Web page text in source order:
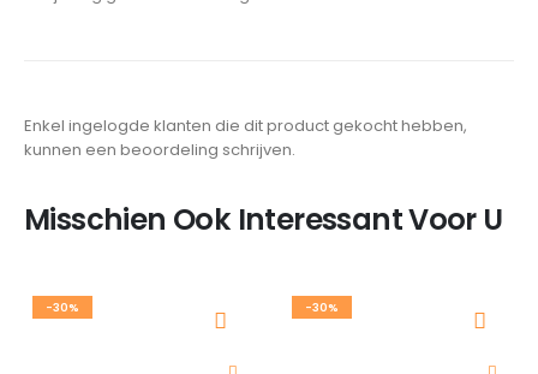
Enkel ingelogde klanten die dit product gekocht hebben,
kunnen een beoordeling schrijven.
Misschien Ook Interessant Voor U
-30% -30%